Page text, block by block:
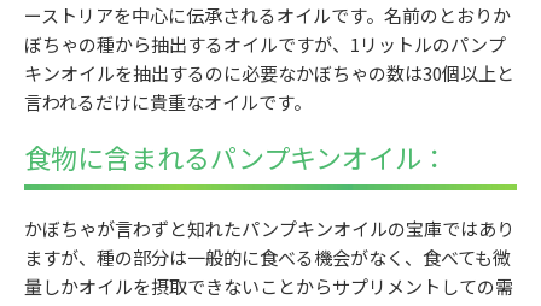
ーストリアを中心に伝承されるオイルです。名前のとおりか
ぼちゃの種から抽出するオイルですが、1リットルのパンプ
キンオイルを抽出するのに必要なかぼちゃの数は30個以上と
言われるだけに貴重なオイルです。
食物に含まれるパンプキンオイル：
かぼちゃが言わずと知れたパンプキンオイルの宝庫ではあり
ますが、種の部分は一般的に食べる機会がなく、食べても微
量しかオイルを摂取できないことからサプリメントしての需